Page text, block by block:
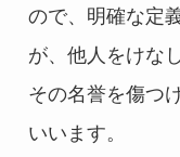
ので、明確な定
が、他人をけな
その名誉を傷つ
いいます。